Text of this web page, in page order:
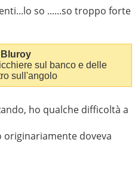
so ......so troppo forte
Bluroy
sul banco e delle
sull'angolo
ho qualche difficoltà a
originariamente doveva